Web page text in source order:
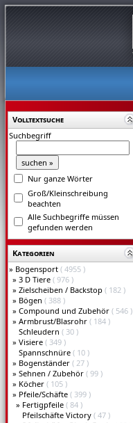
Volltextsuche
Suchbegriff
Nur ganze Wörter
Groß/Kleinschreibung
beachten
Alle Suchbegriffe müssen
gefunden werden
Kategorien
» Bogensport ( 4955 )
» 3 D Tiere ( 976 )
» Zielscheiben / Backstop ( 182 )
» Bögen ( 388 )
» Compound und Zubehör ( 546 )
» Armbrust/Blasrohr ( 184 )
Schleudern ( 30 )
» Visiere ( 349 )
Spannschnüre ( 10 )
» Bogenständer ( 27 )
» Sehnen / Zubehör ( 99 )
» Köcher ( 105 )
» Pfeile/Schäfte ( 399 )
» Fertigpfeile ( 84 )
Pfeilschäfte Victory ( 47 )